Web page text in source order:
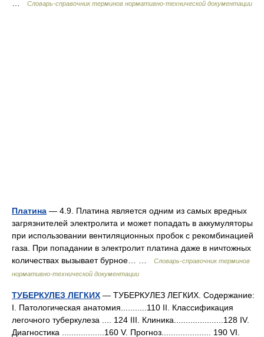
Словарь-справочник терминов нормативно-технической документации
Платина — 4.9. Платина является одним из самых вредных
загрязнителей электролита и может попадать в аккумуляторы
при использовании вентиляционных пробок с рекомбинацией
газа. При попадании в электролит платина даже в ничтожных
количествах вызывает бурное… …
Словарь-справочник терминов
нормативно-технической документации
ТУБЕРКУЛЕЗ ЛЕГКИХ — ТУБЕРКУЛЕЗ ЛЕГКИХ. Содержание:
I. Патологическая анатомия...........110 II. Классификация
легочного туберкулеза .... 124 III. Клиника.....................128 IV.
Диагностика ..................160 V. Прогноз..................... 190 VІ.